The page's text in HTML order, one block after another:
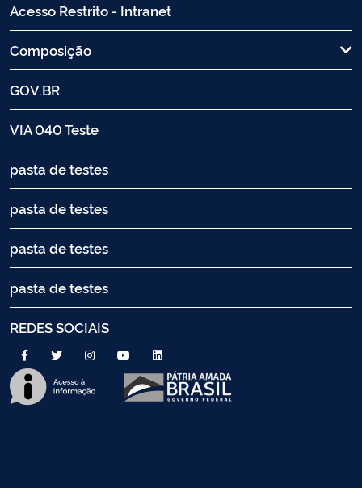
Acesso Restrito - Intranet
Composição
GOV.BR
VIA 040 Teste
pasta de testes
pasta de testes
pasta de testes
pasta de testes
REDES SOCIAIS